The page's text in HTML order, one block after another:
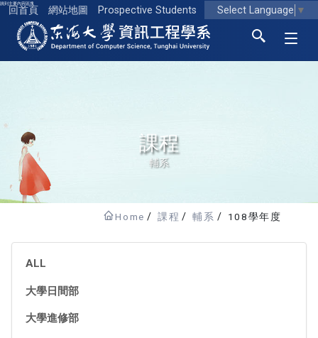
跳到主要內容區塊
回首頁 網站地圖 Prospective Students Select Language ▼
東海大學logo
課程
輔系
Home 課程 輔系 108學年度
ALL
大學日間部
大學進修部